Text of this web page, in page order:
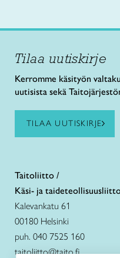
Tilaa uutiskirje
Kerromme käsityön
uutisista sekä
TILAA UUTISKIRJE
Taitoliitto /
Käsi- ja
Kalevankatu 61
00180 Helsinki
puh. 040 7525 160
taitoliitto@taito.fi